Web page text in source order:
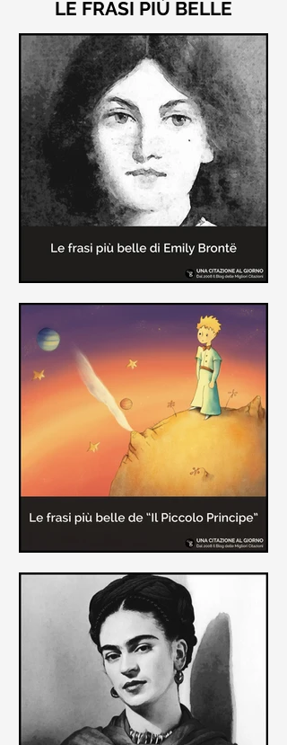
LE FRASI PIÙ BELLE
Le frasi più belle di "Cime
Tempestose" di Emily Brontë
"Cime Tempestose" rimane l'unico
romanzo scritto da Emily Brontë
causa la tubercolosi che le tolse la
vita ad appena 30 anni (...)
Le frasi più belle de "Il piccolo
principe" di Antoine de Saint-
Exupèry
Raccolta delle frasi più belle del
Piccolo Principe che trasmettono il
messaggio più significativo: le cose
più importanti della vita (...)